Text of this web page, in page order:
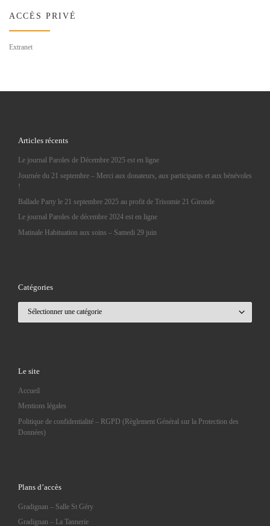
ACCÈS PRIVÉ
Extranet
Articles récents
Le journal Paroles de Décembre 2025 est en ligne
Journée du 21 septembre – Merci aux donateurs, aux participants et aux bénévoles
!
Ballade Party le 21 septembre 2025 au profit de Trisomie 21 Gironde
Le journal Paroles de décembre 2024 est en ligne
Matinale Habituation aux soins – Samedi 29 juin
Catégories
Le site
Accueil
Mentions légales
Politique de confidentialité – RGPD (Règlement Général sur la Protection des
Données)
Plans d’accès
Gradignan – Salle St Géry
Gradignan – La Tannerie